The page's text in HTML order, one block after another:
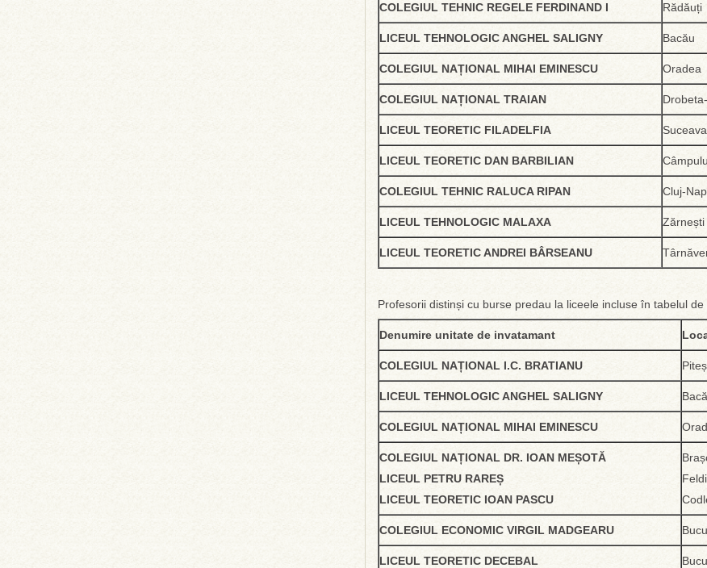
COLEGIUL TEHNIC REGELE FERDINAND I Rădăuți
LICEUL TEHNOLOGIC ANGHEL SALIGNY Bacău
COLEGIUL NAȚIONAL MIHAI EMINESCU Oradea
COLEGIUL NAȚIONAL TRAIAN
LICEUL TEORETIC FILADELFIA Suceava
LICEUL TEORETIC DAN BARBILIAN
COLEGIUL TEHNIC RALUCA RIPAN Cluj-
LICEUL TEHNOLOGIC MALAXA Zărnești
LICEUL TEORETIC ANDREI BÂRSEANU
Profesorii distinși cu burse predau la liceele incluse în tabelul de
Denumire unitate de invatamant
COLEGIUL NAȚIONAL I.C. BRATIANU
LICEUL TEHNOLOGIC ANGHEL SALIGNY
COLEGIUL NAȚIONAL MIHAI EMINESCU
COLEGIUL NAȚIONAL DR. IOAN MEȘOTĂ
LICEUL PETRU RAREȘ
LICEUL TEORETIC IOAN PASCU
COLEGIUL ECONOMIC VIRGIL MADGEARU
LICEUL TEORETIC DECEBAL